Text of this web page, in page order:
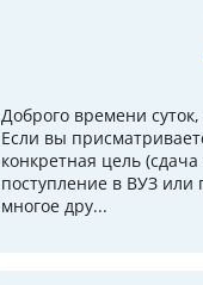
Доброго времени
Если вы
конкретная цель
поступление в ВУЗ или
многое дру...